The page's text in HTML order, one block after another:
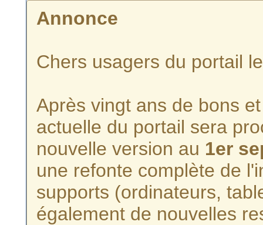
Annonce
Chers usagers du portail
Après vingt ans de bons
actuelle du portail sera
nouvelle version au 1er
une refonte complète de
supports (ordinateurs,
également de nouvelles